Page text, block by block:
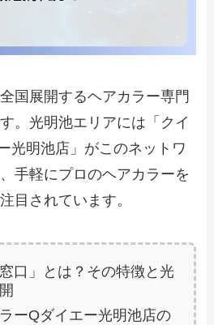
国展開するヘアカラー専門
。光明池エリアには「クイ
光明池店」がこのネットワ
手軽にプロのヘアカラーを
目されています。
窓口」とは？その特徴と光
ーQダイエー光明池店の